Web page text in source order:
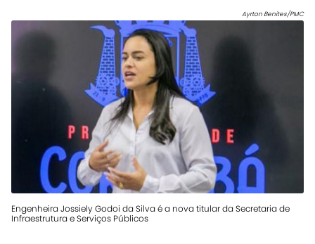
Ayrton Benites/PMC
Engenheira Jossiely Godoi da Silva é a nova titular da Secretaria de
Infraestrutura e Serviços Públicos